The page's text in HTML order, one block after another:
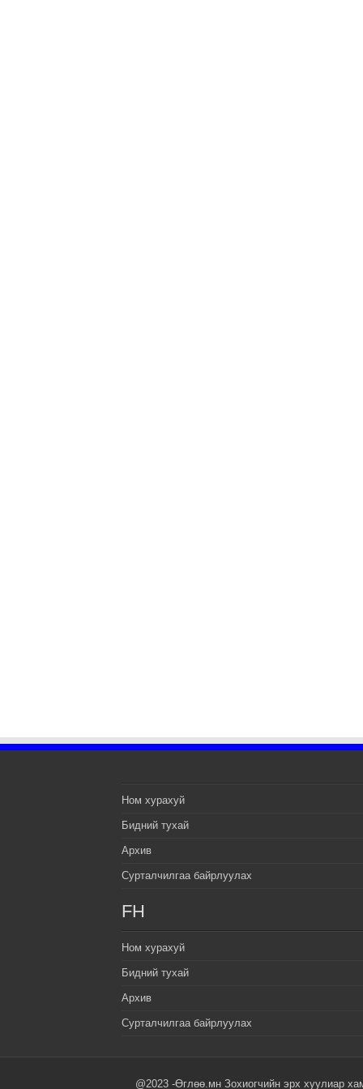
Ном хурахуй
Бидний тухай
Архив
Сурталчилгаа байрлуулах
FH
Ном хурахуй
Бидний тухай
Архив
Сурталчилгаа байрлуулах
@2023 -Өглөө.мн Зохиогчийн эрх хуулиар